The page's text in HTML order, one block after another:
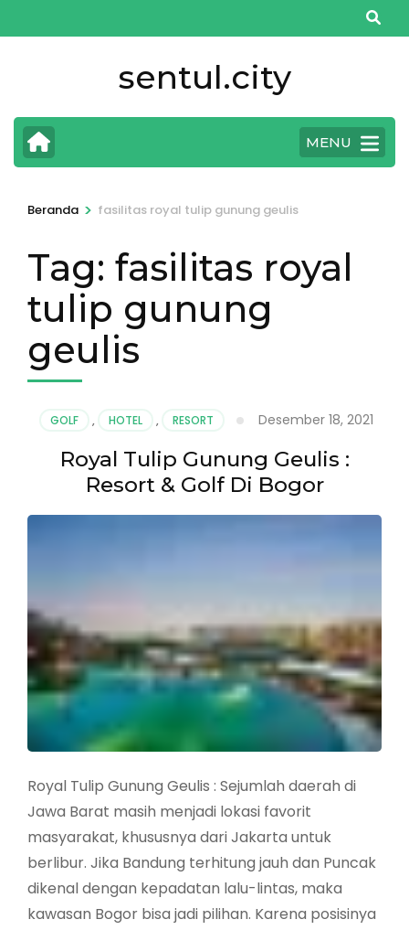
ke
Enter)
sentul.city
MENU
Beranda > fasilitas royal tulip gunung geulis
Tag: fasilitas royal
tulip gunung
geulis
GOLF , HOTEL , RESORT Desember 18, 2021
Royal Tulip Gunung Geulis :
Resort & Golf Di Bogor
Royal Tulip Gunung Geulis : Sejumlah daerah di
Jawa Barat masih menjadi lokasi favorit
masyarakat, khususnya dari Jakarta untuk
berlibur. Jika Bandung terhitung jauh dan Puncak
dikenal dengan kepadatan lalu-lintas, maka
kawasan Bogor bisa jadi pilihan. Karena posisinya